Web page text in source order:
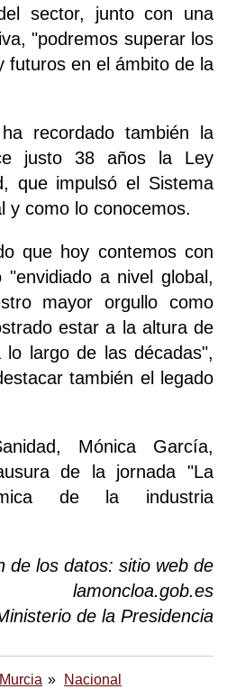
sector, junto con una
"podremos superar los
futuros en el ámbito de la
recordado también la
justo 38 años la Ley
que impulsó el Sistema
y como lo conocemos.
que hoy contemos con
"envidiado a nivel global,
mayor orgullo como
estar a la altura de
lo largo de las décadas",
también el legado
Mónica García,
de la jornada "La
de la industria
de los datos: sitio web de
lamoncloa.gob.es
de la Presidencia
Nacional